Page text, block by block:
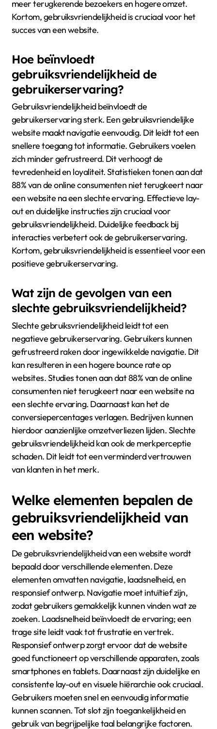
meer terugkerende bezoekers en hogere omzet.
Kortom, gebruiksvriendelijkheid is cruciaal voor het
succes van een website.
Hoe beïnvloedt
gebruiksvriendelijkheid de
gebruikerservaring?
Gebruiksvriendelijkheid beïnvloedt de
gebruikerservaring sterk. Een gebruiksvriendelijke
website maakt navigatie eenvoudig. Dit leidt tot een
snellere toegang tot informatie. Gebruikers voelen
zich minder gefrustreerd. Dit verhoogt de
tevredenheid en loyaliteit. Statistieken tonen aan dat
88% van de online consumenten niet terugkeert naar
een website na een slechte ervaring. Effectieve lay-
out en duidelijke instructies zijn cruciaal voor
gebruiksvriendelijkheid. Duidelijke feedback bij
interacties verbetert ook de gebruikerservaring.
Kortom, gebruiksvriendelijkheid is essentieel voor een
positieve gebruikerservaring.
Wat zijn de gevolgen van een
slechte gebruiksvriendelijkheid?
Slechte gebruiksvriendelijkheid leidt tot een
negatieve gebruikerservaring. Gebruikers kunnen
gefrustreerd raken door ingewikkelde navigatie. Dit
kan resulteren in een hogere bounce rate op
websites. Studies tonen aan dat 88% van de online
consumenten niet terugkeert naar een website na
een slechte ervaring. Daarnaast kan het de
conversiepercentages verlagen. Bedrijven kunnen
hierdoor aanzienlijke omzetverliezen lijden. Slechte
gebruiksvriendelijkheid kan ook de merkperceptie
schaden. Dit leidt tot een verminderd vertrouwen
van klanten in het merk.
Welke elementen bepalen de
gebruiksvriendelijkheid van
een website?
De gebruiksvriendelijkheid van een website wordt
bepaald door verschillende elementen. Deze
elementen omvatten navigatie, laadsnelheid, en
responsief ontwerp. Navigatie moet intuïtief zijn,
zodat gebruikers gemakkelijk kunnen vinden wat ze
zoeken. Laadsnelheid beïnvloedt de ervaring; een
trage site leidt vaak tot frustratie en vertrek.
Responsief ontwerp zorgt ervoor dat de website
goed functioneert op verschillende apparaten, zoals
smartphones en tablets. Daarnaast zijn duidelijke en
consistente lay-out en visuele hiërarchie ook cruciaal.
Gebruikers moeten snel en eenvoudig informatie
kunnen scannen. Tot slot zijn toegankelijkheid en
gebruik van begrijpelijke taal belangrijke factoren.